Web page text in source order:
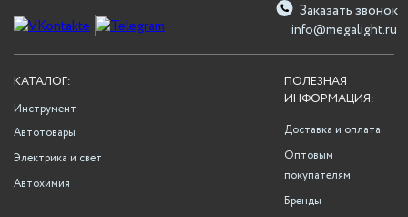
info@megalight.ru
Заказать звонок
ПОЛЕЗНАЯ
ИНФОРМАЦИЯ:
Доставка и оплата
Оптовым
покупателям
Бренды
КАТАЛОГ:
Инструмент
Автотовары
Электрика и свет
Автохимия